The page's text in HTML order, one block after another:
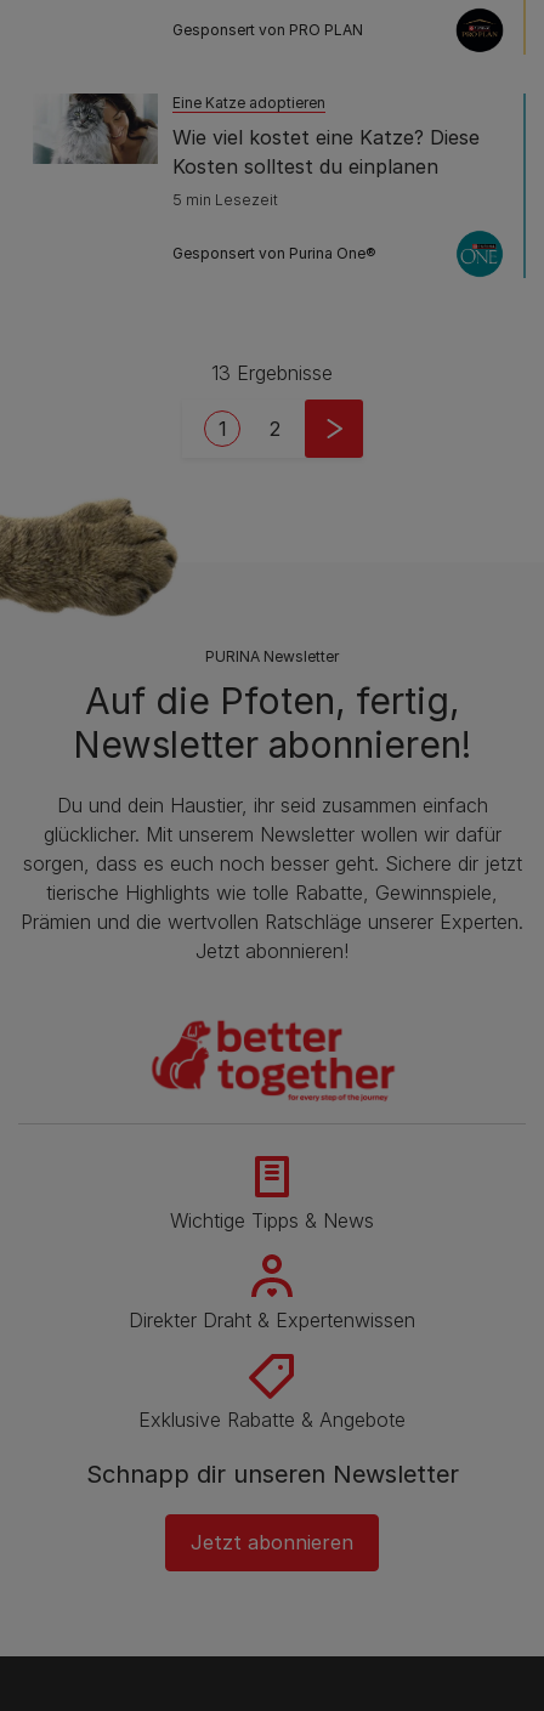
Gesponsert von PRO PLAN
Eine Katze adoptieren
Wie viel kostet eine Katze? Diese
Kosten solltest du einplanen
5 min Lesezeit
Gesponsert von Purina One®
13 Ergebnisse
Current page
1 Seite
2
PURINA Newsletter
Auf die Pfoten, fertig,
Newsletter abonnieren!
Du und dein Haustier, ihr seid zusammen einfach
glücklicher. Mit unserem Newsletter wollen wir dafür
sorgen, dass es euch noch besser geht. Sichere dir jetzt
tierische Highlights wie tolle Rabatte, Gewinnspiele,
Prämien und die wertvollen Ratschläge unserer Experten.
Jetzt abonnieren!
Wichtige Tipps & News
Direkter Draht & Expertenwissen
Exklusive Rabatte & Angebote
Schnapp dir unseren Newsletter
Jetzt abonnieren